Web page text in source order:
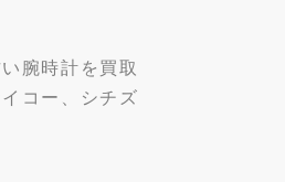
腕時計を買取
コー、シチズ